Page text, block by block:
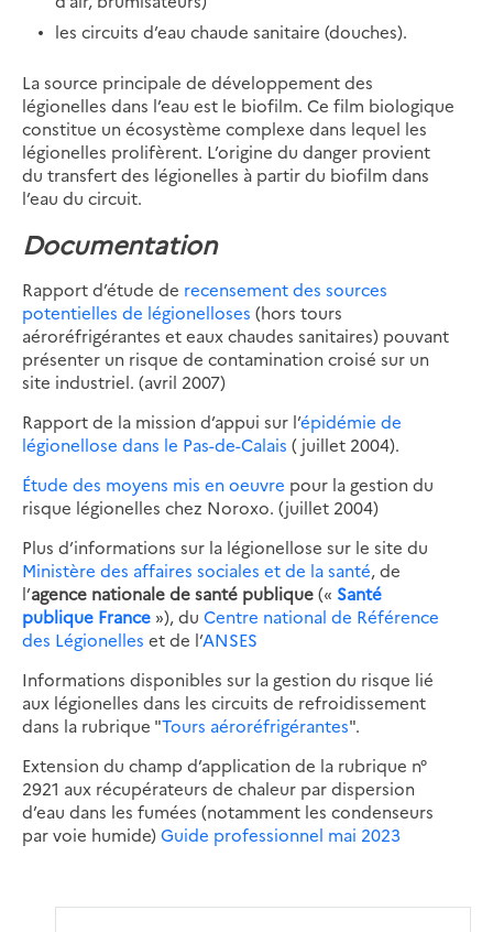
les circuits d’eau chaude sanitaire (douches).
La source principale de développement des
légionelles dans l’eau est le biofilm. Ce film biologique
constitue un écosystème complexe dans lequel les
légionelles prolifèrent. L’origine du danger provient
du transfert des légionelles à partir du biofilm dans
l’eau du circuit.
Documentation
Rapport d’étude de recensement des sources
potentielles de légionelloses (hors tours
aéroréfrigérantes et eaux chaudes sanitaires) pouvant
présenter un risque de contamination croisé sur un
site industriel. (avril 2007)
Rapport de la mission d’appui sur l’épidémie de
légionellose dans le Pas-de-Calais ( juillet 2004).
Étude des moyens mis en oeuvre pour la gestion du
risque légionelles chez Noroxo. (juillet 2004)
Plus d’informations sur la légionellose sur le site du
Ministère des affaires sociales et de la santé, de
l’agence nationale de santé publique(« Santé
publique France »), du Centre national de Référence
des Légionelles et de l’ANSES
Informations disponibles sur la gestion du risque lié
aux légionelles dans les circuits de refroidissement
dans la rubrique "Tours aéroréfrigérantes".
Extension du champ d’application de la rubrique n°
2921 aux récupérateurs de chaleur par dispersion
d’eau dans les fumées (notamment les condenseurs
par voie humide)Guide professionnel mai 2023